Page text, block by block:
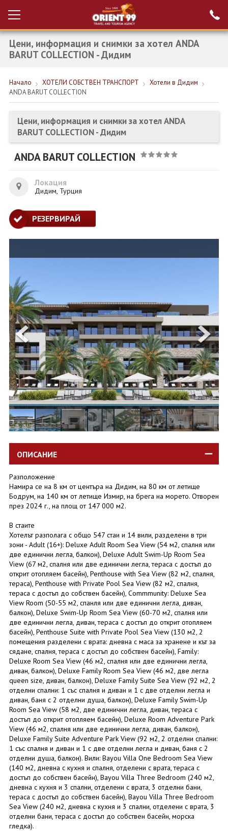
Вход за агенти
Проверка на
НОВА ГОДИНА ТУРЦИЯ
ПОЧИВКИ
КРУИЗИ
ЕКЗОТИКА
ОЩЕ
0700 144 34
ПОСЛЕДВАЙТЕ НИ
Цени, информация и снимки за хотел ANDA
BARUT COLLECTION - Дидим
Начало ХОТЕЛИ СОБСТВЕН ТРАНСПОРТ
Хотели в Дидим
ANDA BARUT COLLECTION
Цени, информация и снимки за хотел ANDA
BARUT COLLECTION - Дидим
ANDA BARUT COLLECTION
Локация
Дидим, Турция
РЕЗЕРВИРАЙ
ОПИСАНИЕ
Разположение
Намира се на 8 км от центъра на Дидим, на 80 км от летище
Бодрум, на 140 км от летище Измир, на брега на морето. Отворен
през 2024 г., на площ от 147 000 м2.
В стаите
Хотелът разполага с общо 547 стаи и 14 вили, разделени в три
зони - Adult (16+): Deluxe Adult Room Sea View (54 м2, спалня или
две единични легла, балкон), Deluxe Adult Swim-Up Room Sea
View (67 м2, спалня или две единични легла, тераса с достъп до
открит отопляем басейн), Penthouse with Sea View (82 м2, спалня,
тераса), Penthouse with Private Pool Sea View (82 м2, спалня,
тераса с достъп до собствен басейн), Commmunity: Deluxe Sea
View Room (50-55 м2, спанля или две единични легла, диван,
балкон), Deluxe Swim-Up Room Sea View (60-70 м2, спалня или
две единични легла, диван, тераса с достъп до открит отопляем
басейн), Penthouse Suite with Private Pool Sea View (130 м2, 2
помещения разделени с врата: дневна с маса за хранене и кът за
сядане, спалня, тераса с достъп до собствен басейн), Family:
Deluxe Room Sea View (46 м2, спалня или две единични легла,
диван, балкон), Deluxe Family Room Sea View (46 м2, две легла
queen size, диван, балкон), Deluxe Family Suite Sea View (92 м2, 2
отделни спални: 1 със спалня и диван и 1 с две отделни легла и
диван, баня с 2 отделни душа, балкон), Deluxe Family Swim-Up
Room Sea View (58 м2, две единични легла, диван, тераса с
достъп до открит отопляем басейн), Deluxe Room Adventure Park
View (46 м2, спалня или две единични легла, диван, балкон),
Deluxe Family Suite Adventure Park View (92 м2, 2 отделни спални:
1 със спалня и диван и 1 с две отделни легла и диван, баня с 2
отделни душа, балкон). Вили: Bayou Villa One Bedroom Sea View
(140 м2, дневна с кухня и спалня, отделени с врата, тераса с
достъп до собствен басейн), Bayou Villa Three Bedroom (240 м2,
дневна с кухня и 3 спални, отделени с врата, 3 отделни бани,
тераса с достъп до собствен басейн), Bayou Villa Three Bedroom
Sea View (240 м2, дневна с кухня и 3 спални, отделени с врата, 3
отделни бани, тераса с достъп до собствен басейн, морска
гледка).